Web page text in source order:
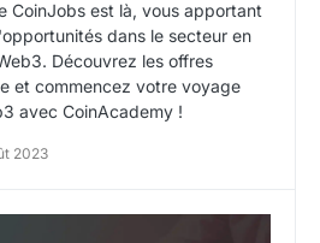
CoinJobs est là, vous apportant
dans le secteur en
Découvrez les offres
et commencez votre voyage
avec CoinAcademy !
2023